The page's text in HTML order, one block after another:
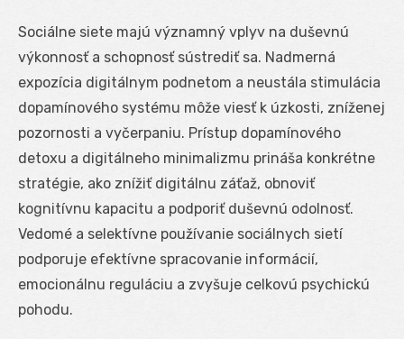
Sociálne siete majú významný vplyv na duševnú
výkonnosť a schopnosť sústrediť sa. Nadmerná
expozícia digitálnym podnetom a neustála stimulácia
dopamínového systému môže viesť k úzkosti, zníženej
pozornosti a vyčerpaniu. Prístup dopamínového
detoxu a digitálneho minimalizmu prináša konkrétne
stratégie, ako znížiť digitálnu záťaž, obnoviť
kognitívnu kapacitu a podporiť duševnú odolnosť.
Vedomé a selektívne používanie sociálnych sietí
podporuje efektívne spracovanie informácií,
emocionálnu reguláciu a zvyšuje celkovú psychickú
pohodu.